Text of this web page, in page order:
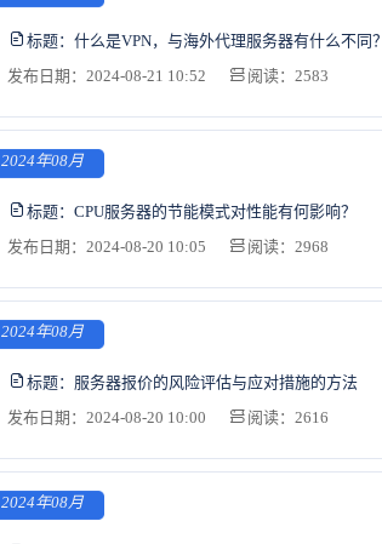
标题： 什么是VPN，与海外代理服务器有什么不同？
发布日期：2024-08-21 10:52
阅读：2583
2024年08月
标题： CPU服务器的节能模式对性能有何影响？
发布日期：2024-08-20 10:05
阅读：2968
2024年08月
标题： 服务器报价的风险评估与应对措施的方法
发布日期：2024-08-20 10:00
阅读：2616
2024年08月